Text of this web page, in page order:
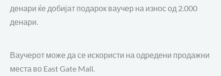
денари ќе добијат подарок ваучер на износ од 2.000
денари.
Ваучерот може да се искористи на одредени продажни
места во East Gate Mall.